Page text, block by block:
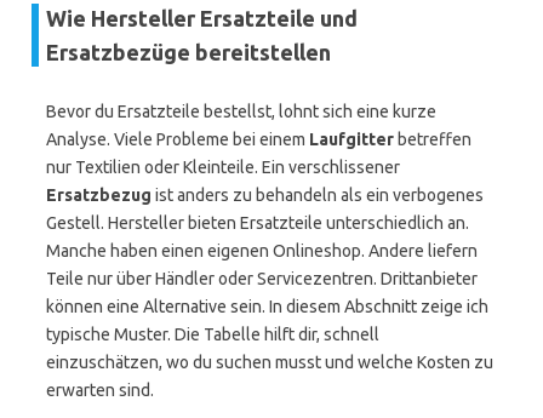
Wie Hersteller Ersatzteile und
Ersatzbezüge bereitstellen
Bevor du Ersatzteile bestellst, lohnt sich eine kurze
Analyse. Viele Probleme bei einem Laufgitter betreffen
nur Textilien oder Kleinteile. Ein verschlissener
Ersatzbezug ist anders zu behandeln als ein verbogenes
Gestell. Hersteller bieten Ersatzteile unterschiedlich an.
Manche haben einen eigenen Onlineshop. Andere liefern
Teile nur über Händler oder Servicezentren. Drittanbieter
können eine Alternative sein. In diesem Abschnitt zeige ich
typische Muster. Die Tabelle hilft dir, schnell
einzuschätzen, wo du suchen musst und welche Kosten zu
erwarten sind.